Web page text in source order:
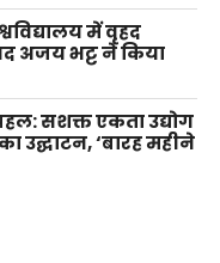
में वृहद
अजय भट्ट ने किया
सशक्त एकता उद्योग
उद्घाटन, ‘बारह महीने